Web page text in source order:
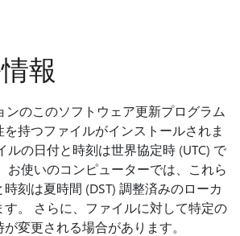
報
ンのこのソフトウェア更新プログラム
持つファイルがインストールされま
ルの日付と時刻は世界協定時 (UTC) で
お使いのコンピューターでは、これら
刻は夏時間 (DST) 調整済みのローカ
す。 さらに、ファイルに対して特定の
変更される場合があります。